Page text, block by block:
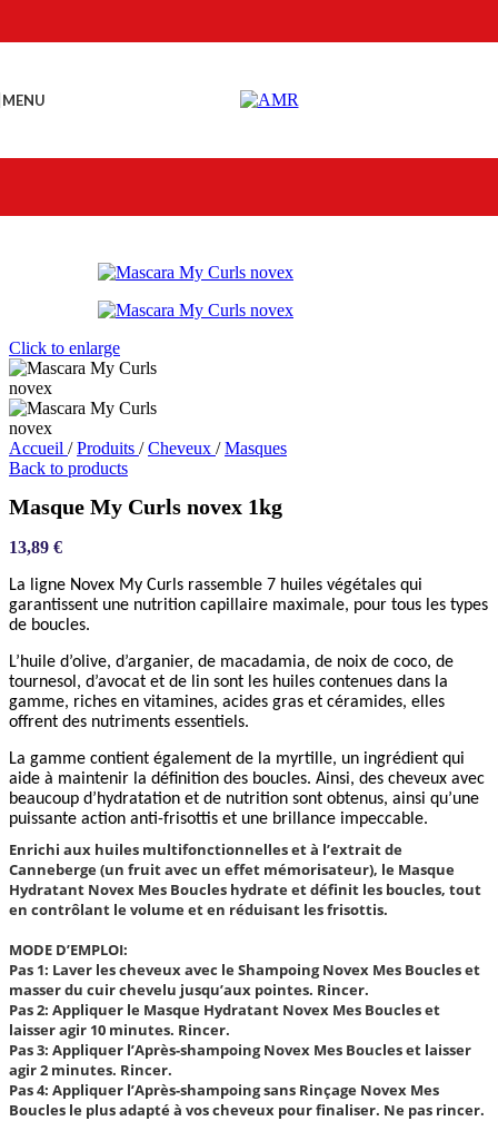
MENU
Click to enlarge
Accueil / Produits / Cheveux / Masques
Back to products
Masque My Curls novex 1kg
13,89 €
La ligne Novex My Curls rassemble 7 huiles végétales qui
garantissent une nutrition capillaire maximale, pour tous les types
de boucles.
L’huile d’olive, d’arganier, de macadamia, de noix de coco, de
tournesol, d’avocat et de lin sont les huiles contenues dans la
gamme, riches en vitamines, acides gras et céramides, elles
offrent des nutriments essentiels.
La gamme contient également de la myrtille, un ingrédient qui
aide à maintenir la définition des boucles. Ainsi, des cheveux avec
beaucoup d’hydratation et de nutrition sont obtenus, ainsi qu’une
puissante action anti-frisottis et une brillance impeccable.
Enrichi aux huiles multifonctionnelles et à l’extrait de
Canneberge (un fruit avec un effet mémorisateur), le Masque
Hydratant Novex Mes Boucles hydrate et définit les boucles, tout
en contrôlant le volume et en réduisant les frisottis.
MODE D’EMPLOI:
Pas 1: Laver les cheveux avec le Shampoing Novex Mes Boucles et
masser du cuir chevelu jusqu’aux pointes. Rincer.
Pas 2: Appliquer le Masque Hydratant Novex Mes Boucles et
laisser agir 10 minutes. Rincer.
Pas 3: Appliquer l’Après-shampoing Novex Mes Boucles et laisser
agir 2 minutes. Rincer.
Pas 4: Appliquer l’Après-shampoing sans Rinçage Novex Mes
Boucles le plus adapté à vos cheveux pour finaliser. Ne pas rincer.